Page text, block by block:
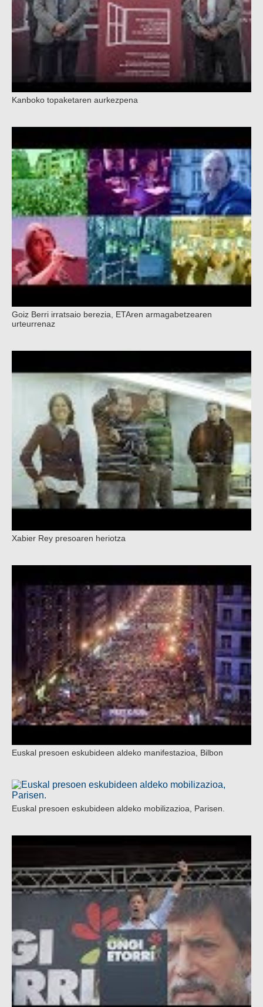
Kanboko topaketaren aurkezpena
Goiz Berri irratsaio berezia, ETAren armagabetzearen
urteurrenaz
Xabier Rey presoaren heriotza
Euskal presoen eskubideen aldeko manifestazioa, Bilbon
Euskal presoen eskubideen aldeko mobilizazioa, Parisen.